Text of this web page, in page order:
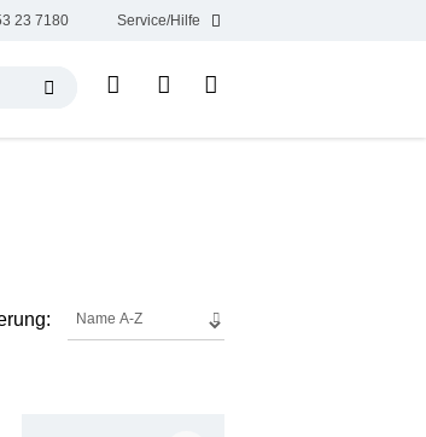
23 7180 Service/Hilfe